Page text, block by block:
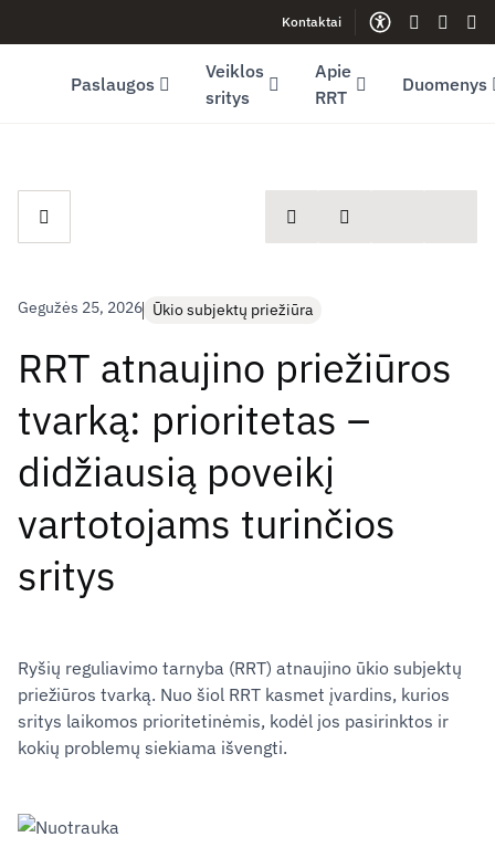
Youtube (opens in new window)Kontaktai
Gestų
Paslaugos
Veiklos
sritys
Apie
RRT
Duomenys
spausdintiDalintis
Gegužės 25, 2026 Ūkio subjektų priežiūra
RRT atnaujino priežiūros
tvarką: prioritetas –
didžiausią poveikį
vartotojams turinčios
sritys
Ryšių reguliavimo tarnyba (RRT) atnaujino ūkio subjektų
priežiūros tvarką. Nuo šiol RRT kasmet įvardins, kurios
sritys laikomos prioritetinėmis, kodėl jos pasirinktos ir
kokių problemų siekiama išvengti.